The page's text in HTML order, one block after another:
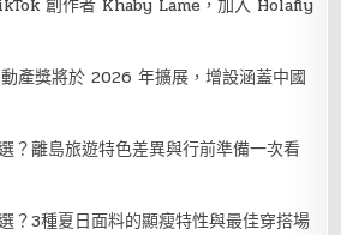
產獎將於 2026 年擴展，增設涵蓋中國
？離島旅遊特色差異與行前準備一次看
？3種夏日面料的顯瘦特性與最佳穿搭場